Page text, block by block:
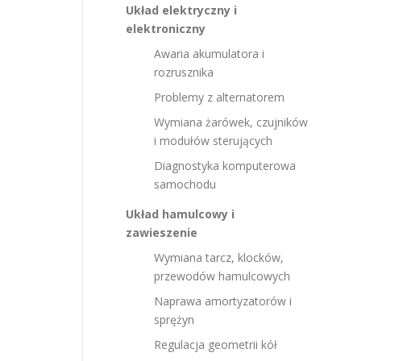
Układ elektryczny i
elektroniczny
Awaria akumulatora i
rozrusznika
Problemy z alternatorem
Wymiana żarówek, czujników
i modułów sterujących
Diagnostyka komputerowa
samochodu
Układ hamulcowy i
zawieszenie
Wymiana tarcz, klocków,
przewodów hamulcowych
Naprawa amortyzatorów i
sprężyn
Regulacja geometrii kół